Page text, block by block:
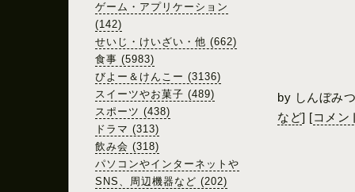
ゲーム・アプリケーション
(142)
せいじ・けいざい・他 (662)
食事 (5983)
びよー＆けんこー (3136)
スイーツやお菓子 (489)
スポーツ (438)
ドラマ (313)
飲み会 (318)
パソコンやインターネットや
SNS、周辺機器など (202)
by しんぼみ
など] [コメン